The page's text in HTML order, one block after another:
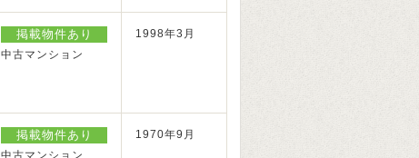
掲載物件あり
中古マンション
1998年3月
掲載物件あり
中古マンション
1970年9月